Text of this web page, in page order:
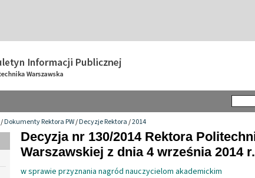
/Dokumenty Rektora PW/Decyzje Rektora/2014
Decyzja nr 130/2014 Rektora
Warszawskiej z dnia 4 września 2014 r.
w sprawie przyznania nagród nauczycielom akademickim